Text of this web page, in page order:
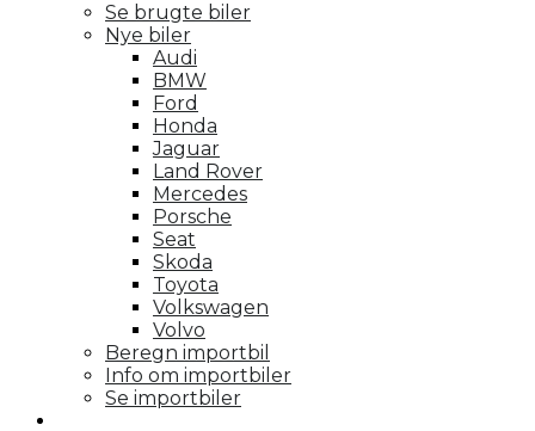
Se brugte biler
Nye biler
Audi
BMW
Ford
Honda
Jaguar
Land Rover
Mercedes
Porsche
Seat
Skoda
Toyota
Volkswagen
Volvo
Beregn importbil
Info om importbiler
Se importbiler